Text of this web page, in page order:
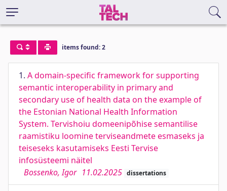
items found: 2
1. A domain-speciﬁc framework for supporting
semantic interoperability in primary and
secondary use of health data on the example of
the Estonian National Health Information
System. Tervishoiu domeenipõhise semantilise
raamistiku loomine terviseandmete esmaseks ja
teiseseks kasutamiseks Eesti Tervise
infosüsteemi näitel
Bossenko, Igor 11.02.2025 dissertations